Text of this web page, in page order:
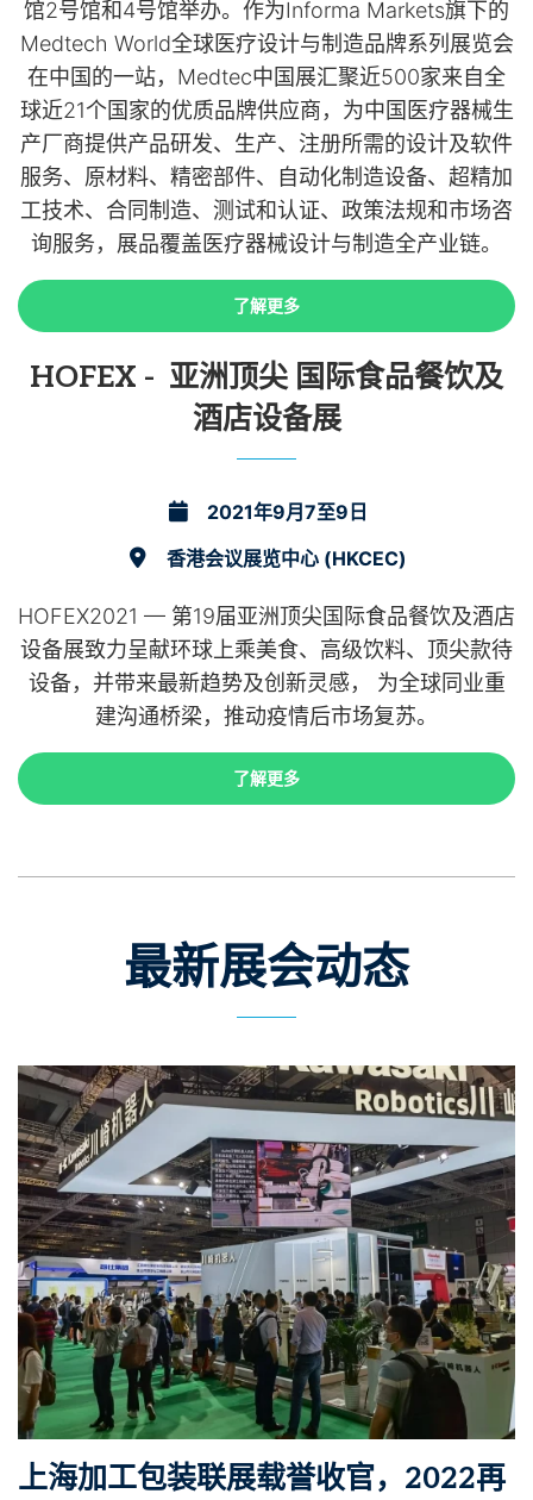
馆2号馆和4号馆举办。作为Informa Markets旗下的
Medtech World全球医疗设计与制造品牌系列展览会
在中国的一站，Medtec中国展汇聚近500家来自全
球近21个国家的优质品牌供应商，为中国医疗器械生
产厂商提供产品研发、生产、注册所需的设计及软件
服务、原材料、精密部件、自动化制造设备、超精加
工技术、合同制造、测试和认证、政策法规和市场咨
询服务，展品覆盖医疗器械设计与制造全产业链。
了解更多
了解更多
HOFEX - 亚洲顶尖 国际食品餐饮及
酒店设备展
2021年9月7至9日
2021年9月7至9日
香港会议展览中心 (HKCEC)
香港会议展览中心 (HKCEC)
HOFEX2021 — 第19届亚洲顶尖国际食品餐饮及酒店
设备展致力呈献环球上乘美食、高级饮料、顶尖款待
设备，并带来最新趋势及创新灵感， 为全球同业重
建沟通桥梁，推动疫情后市场复苏。
了解更多
了解更多
最新展会动态
上海加工包装联展载誉收官，2022再